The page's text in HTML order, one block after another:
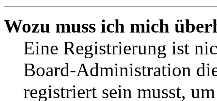
Wozu muss ich mich
Eine Registrierung ist
Board-Administration
registriert sein musst,